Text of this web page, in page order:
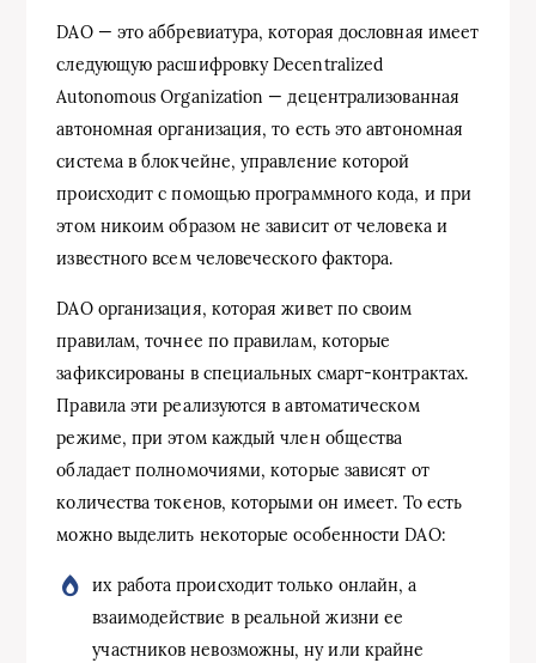
DAO — это аббревиатура, которая дословная имеет
следующую расшифровку Decentralized
Autonomous Organization — децентрализованная
автономная организация, то есть это автономная
система в блокчейне, управление которой
происходит с помощью программного кода, и при
этом никоим образом не зависит от человека и
известного всем человеческого фактора.
DAO организация, которая живет по своим
правилам, точнее по правилам, которые
зафиксированы в специальных смарт-контрактах.
Правила эти реализуются в автоматическом
режиме, при этом каждый член общества
обладает полномочиями, которые зависят от
количества токенов, которыми он имеет. То есть
можно выделить некоторые особенности DAO:
их работа происходит только онлайн, а
взаимодействие в реальной жизни ее
участников невозможны, ну или крайне